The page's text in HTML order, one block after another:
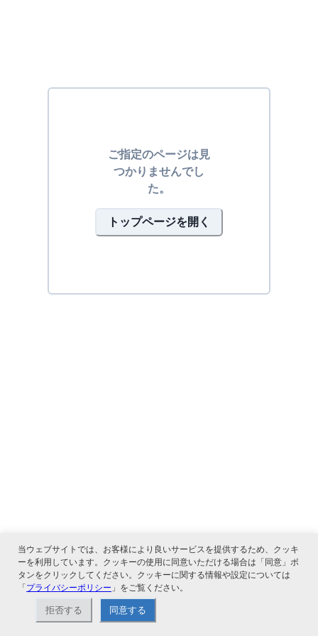
ご指定のページは見
つかりませんでし
た。
トップページを開く
当ウェブサイトでは、お客様により良いサービスを提供するため、クッキ
ーを利用しています。クッキーの使用に同意いただける場合は「同意」ボ
タンをクリックしてください。クッキーに関する情報や設定については
「プライバシーポリシー 」をご覧ください。
拒否する 同意する